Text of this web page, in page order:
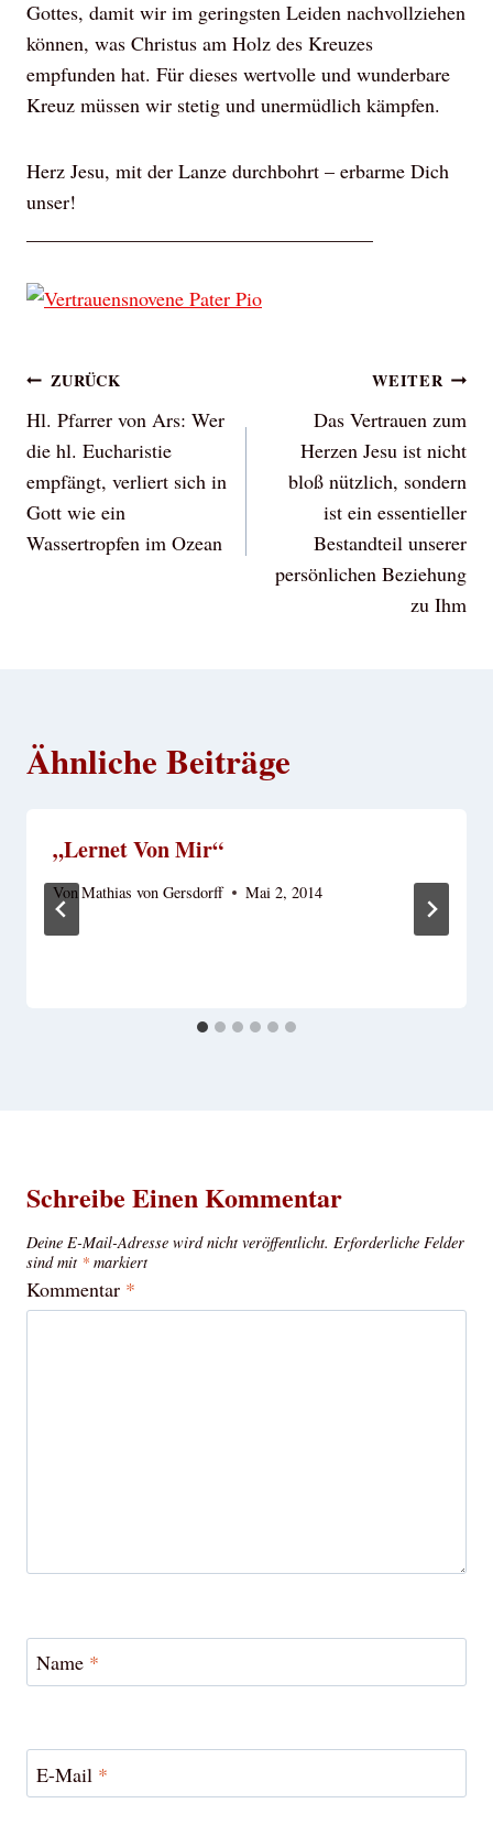
Gottes, damit wir im geringsten Leiden nachvollziehen
können, was Christus am Holz des Kreuzes
empfunden hat. Für dieses wertvolle und wunderbare
Kreuz müssen wir stetig und unermüdlich kämpfen.
Herz Jesu, mit der Lanze durchbohrt – erbarme Dich
unser!
Beitragsnavigation
ZURÜCK
Hl. Pfarrer von Ars: Wer
die hl. Eucharistie
empfängt, verliert sich in
Gott wie ein
Wassertropfen im Ozean
WEITER
Das Vertrauen zum
Herzen Jesu ist nicht
bloß nützlich, sondern
ist ein essentieller
Bestandteil unserer
persönlichen Beziehung
zu Ihm
Ähnliche Beiträge
„Lernet Von Mir“
VonMathias von Gersdorff Mai 2, 2014
Schreibe Einen Kommentar
Deine E-Mail-Adresse wird nicht veröffentlicht. Erforderliche Felder
sind mit * markiert
Kommentar *
Name *
E-Mail *